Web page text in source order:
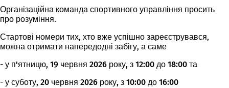
Організаційна команда спортивного управління просить
про розуміння.
Стартові номери тих, хто вже успішно зареєструвався,
можна отримати напередодні забігу, а саме
- у п'ятницю, 19 червня 2026 року, з 12:00 до 18:00 та
- у суботу, 20 червня 2026 року, з 10:00 до 16:00